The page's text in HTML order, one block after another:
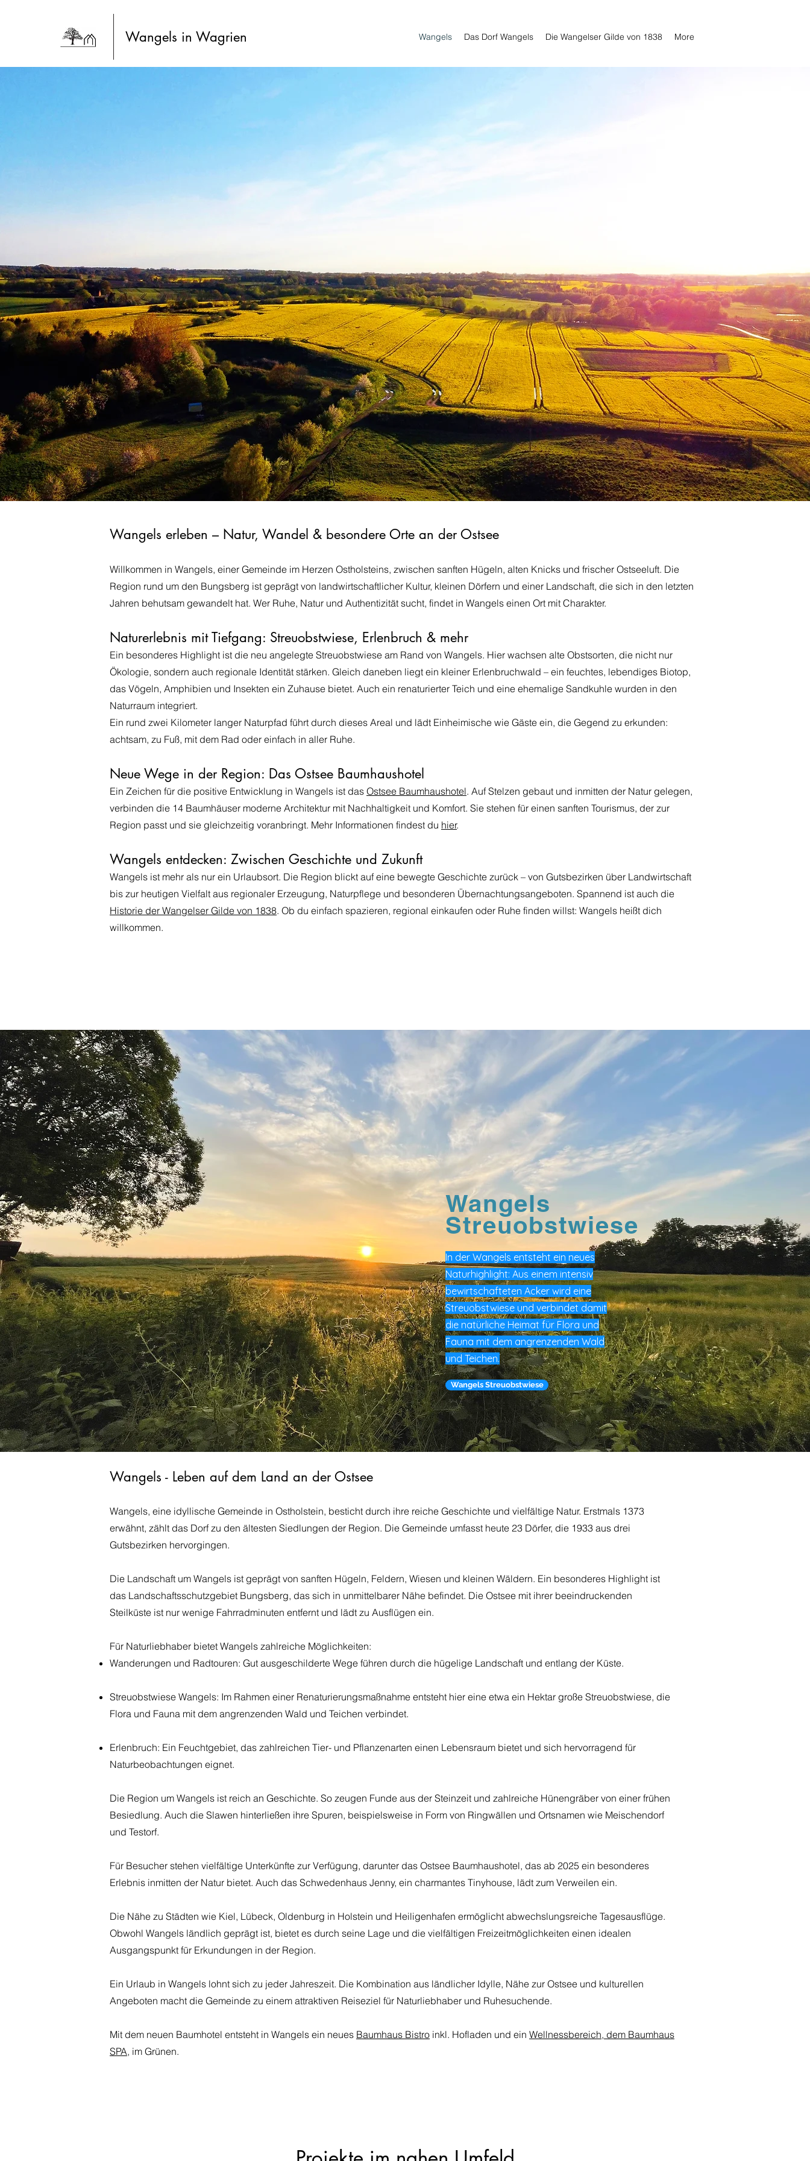
Wangels in Wagrien Wangels Das Dorf Wangels Die Wangelser Gilde von 1838 More
Wangels erleben – Natur, Wandel & besondere Orte an der Ostsee
​Willkommen in Wangels, einer Gemeinde im Herzen Ostholsteins, zwischen sanften Hügeln, alten Knicks und frischer Ostseeluft. Die
Region rund um den Bungsberg ist geprägt von landwirtschaftlicher Kultur, kleinen Dörfern und einer Landschaft, die sich in den letzten
Jahren behutsam gewandelt hat. Wer Ruhe, Natur und Authentizität sucht, findet in Wangels einen Ort mit Charakter.
Naturerlebnis mit Tiefgang: Streuobstwiese, Erlenbruch & mehr
Ein besonderes Highlight ist die neu angelegte Streuobstwiese am Rand von Wangels. Hier wachsen alte Obstsorten, die nicht nur
Ökologie, sondern auch regionale Identität stärken. Gleich daneben liegt ein kleiner Erlenbruchwald – ein feuchtes, lebendiges Biotop,
das Vögeln, Amphibien und Insekten ein Zuhause bietet. Auch ein renaturierter Teich und eine ehemalige Sandkuhle wurden in den
Naturraum integriert.
Ein rund zwei Kilometer langer Naturpfad führt durch dieses Areal und lädt Einheimische wie Gäste ein, die Gegend zu erkunden:
achtsam, zu Fuß, mit dem Rad oder einfach in aller Ruhe.
Neue Wege in der Region: Das Ostsee Baumhaushotel
Ein Zeichen für die positive Entwicklung in Wangels ist das Ostsee Baumhaushotel. Auf Stelzen gebaut und inmitten der Natur gelegen,
verbinden die 14 Baumhäuser moderne Architektur mit Nachhaltigkeit und Komfort. Sie stehen für einen sanften Tourismus, der zur
Region passt und sie gleichzeitig voranbringt. Mehr Informationen findest du hier.
Wangels entdecken: Zwischen Geschichte und Zukunft
Wangels ist mehr als nur ein Urlaubsort. Die Region blickt auf eine bewegte Geschichte zurück – von Gutsbezirken über Landwirtschaft
bis zur heutigen Vielfalt aus regionaler Erzeugung, Naturpflege und besonderen Übernachtungsangeboten. Spannend ist auch die
Historie der Wangelser Gilde von 1838. Ob du einfach spazieren, regional einkaufen oder Ruhe finden willst: Wangels heißt dich
willkommen.
Wangels
Streuobstwiese
In der Wangels entsteht ein neues
Naturhighlight: Aus einem intensiv
bewirtschafteten Acker wird eine
Streuobstwiese und verbindet damit
die natürliche Heimat für Flora und
Fauna mit dem angrenzenden Wald
und Teichen.
Wangels Streuobstwiese
Wangels - Leben auf dem Land an der Ostsee
Wangels, eine idyllische Gemeinde in Ostholstein, besticht durch ihre reiche Geschichte und vielfältige Natur. Erstmals 1373
erwähnt, zählt das Dorf zu den ältesten Siedlungen der Region. Die Gemeinde umfasst heute 23 Dörfer, die 1933 aus drei
Gutsbezirken hervorgingen.
Die Landschaft um Wangels ist geprägt von sanften Hügeln, Feldern, Wiesen und kleinen Wäldern. Ein besonderes Highlight ist
das Landschaftsschutzgebiet Bungsberg, das sich in unmittelbarer Nähe befindet. Die Ostsee mit ihrer beeindruckenden
Steilküste ist nur wenige Fahrradminuten entfernt und lädt zu Ausflügen ein.
Für Naturliebhaber bietet Wangels zahlreiche Möglichkeiten:
Wanderungen und Radtouren: Gut ausgeschilderte Wege führen durch die hügelige Landschaft und entlang der Küste.
Streuobstwiese Wangels: Im Rahmen einer Renaturierungsmaßnahme entsteht hier eine etwa ein Hektar große Streuobstwiese, die
Flora und Fauna mit dem angrenzenden Wald und Teichen verbindet.
Erlenbruch: Ein Feuchtgebiet, das zahlreichen Tier- und Pflanzenarten einen Lebensraum bietet und sich hervorragend für
Naturbeobachtungen eignet.
Die Region um Wangels ist reich an Geschichte. So zeugen Funde aus der Steinzeit und zahlreiche Hünengräber von einer frühen
Besiedlung. Auch die Slawen hinterließen ihre Spuren, beispielsweise in Form von Ringwällen und Ortsnamen wie Meischendorf
und Testorf.
Für Besucher stehen vielfältige Unterkünfte zur Verfügung, darunter das Ostsee Baumhaushotel, das ab 2025 ein besonderes
Erlebnis inmitten der Natur bietet. Auch das Schwedenhaus Jenny, ein charmantes Tinyhouse, lädt zum Verweilen ein.
Die Nähe zu Städten wie Kiel, Lübeck, Oldenburg in Holstein und Heiligenhafen ermöglicht abwechslungsreiche Tagesausflüge.
Obwohl Wangels ländlich geprägt ist, bietet es durch seine Lage und die vielfältigen Freizeitmöglichkeiten einen idealen
Ausgangspunkt für Erkundungen in der Region.
Ein Urlaub in Wangels lohnt sich zu jeder Jahreszeit. Die Kombination aus ländlicher Idylle, Nähe zur Ostsee und kulturellen
Angeboten macht die Gemeinde zu einem attraktiven Reiseziel für Naturliebhaber und Ruhesuchende.
Mit dem neuen Baumhotel entsteht in Wangels ein neues Baumhaus Bistro inkl. Hofladen und ein Wellnessbereich, dem Baumhaus
SPA, im Grünen.